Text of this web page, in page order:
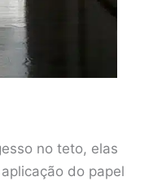
no teto, elas
do papel